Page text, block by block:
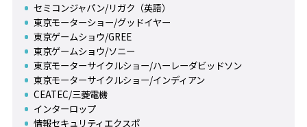
セミコンジャパン/リガク（英語）
東京モーターショー/グッドイヤー
東京ゲームショウ/GREE
東京ゲームショウ/ソニー
東京モーターサイクルショー/ハーレーダビッドソン
東京モーターサイクルショー/インディアン
CEATEC/三菱電機
インターロップ
情報セキュリティエクスポ